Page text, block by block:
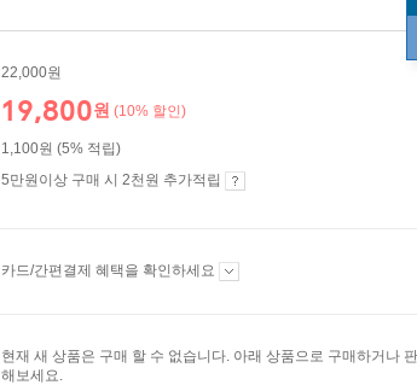
22,000원
19,800원 (10% 할인)
1,100원 (5% 적립)
5만원이상 구매 시 2천원 추가적립
카드/간편결제 혜택을 확인하세요
현재 새 상품은 구매 할 수 없습니다. 아래 상품으로 구매하거나
해보세요.